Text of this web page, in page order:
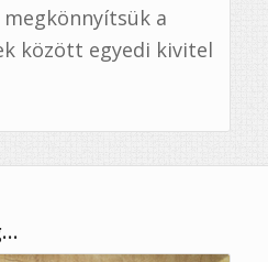
megkönnyítsük a
között egyedi kivitel